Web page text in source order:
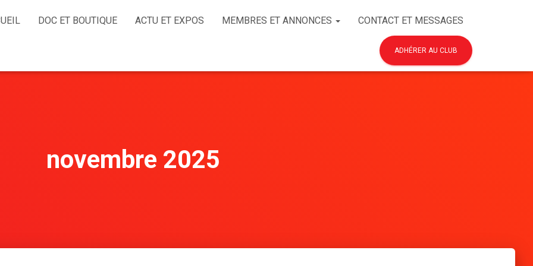
DOC ET BOUTIQUE ACTU ET EXPOS MEMBRES ET ANNONCES CONTACT ET MESSAGES
ADHÉRER AU CLUB
novembre 2025